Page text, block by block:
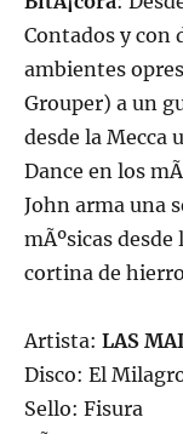
Contados y con
ambientes
Grouper) a un
desde la Mecca
Dance en los
John arma una
mÃºsicas
cortina de
Artista: LAS
Disco: El
Sello: Fisura